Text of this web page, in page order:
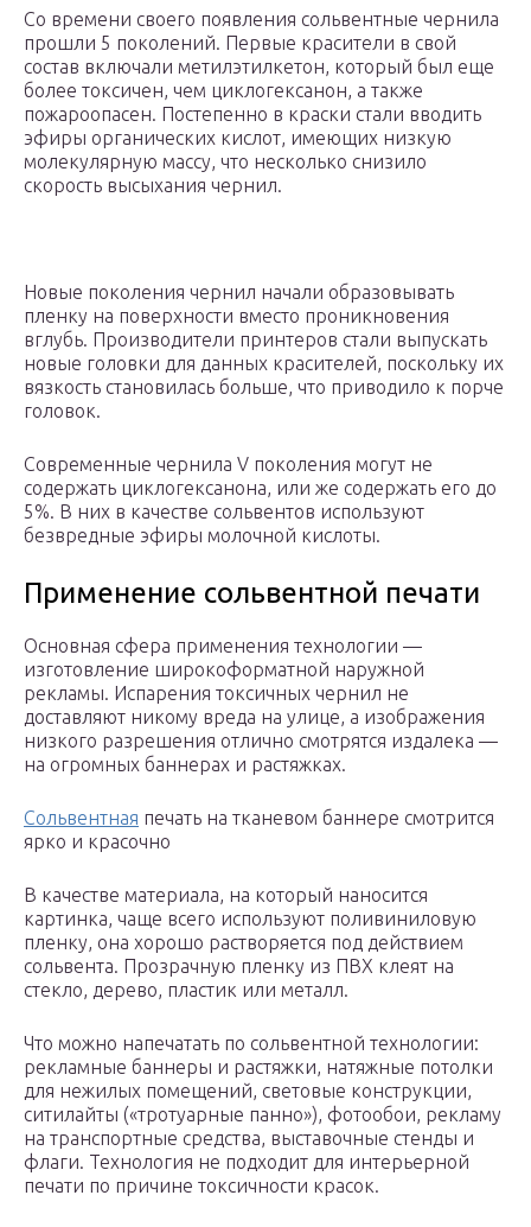
Со времени своего появления сольвентные чернила
прошли 5 поколений. Первые красители в свой
состав включали метилэтилкетон, который был еще
более токсичен, чем циклогексанон, а также
пожароопасен. Постепенно в краски стали вводить
эфиры органических кислот, имеющих низкую
молекулярную массу, что несколько снизило
скорость высыхания чернил.
Новые поколения чернил начали образовывать
пленку на поверхности вместо проникновения
вглубь. Производители принтеров стали выпускать
новые головки для данных красителей, поскольку их
вязкость становилась больше, что приводило к порче
головок.
Современные чернила V поколения могут не
содержать циклогексанона, или же содержать его до
5%. В них в качестве сольвентов используют
безвредные эфиры молочной кислоты.
Применение сольвентной печати
Основная сфера применения технологии —
изготовление широкоформатной наружной
рекламы. Испарения токсичных чернил не
доставляют никому вреда на улице, а изображения
низкого разрешения отлично смотрятся издалека —
на огромных баннерах и растяжках.
Сольвентная печать на тканевом баннере смотрится
ярко и красочно
В качестве материала, на который наносится
картинка, чаще всего используют поливиниловую
пленку, она хорошо растворяется под действием
сольвента. Прозрачную пленку из ПВХ клеят на
стекло, дерево, пластик или металл.
Что можно напечатать по сольвентной технологии:
рекламные баннеры и растяжки, натяжные потолки
для нежилых помещений, световые конструкции,
ситилайты («тротуарные панно»), фотообои, рекламу
на транспортные средства, выставочные стенды и
флаги. Технология не подходит для интерьерной
печати по причине токсичности красок.